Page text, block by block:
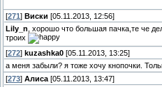
[271 ] Виски [05.11.2013, 12:56]
Lily_n , хорошо что большая пачка,те че
троих
[272] kuzashka0 [05.11.2013, 13:25]
а меня забыли? я тоже хочу кнопочки.
[273] Алиса [05.11.2013, 13:47]